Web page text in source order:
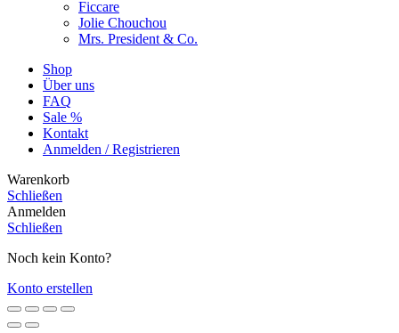
Ficcare
Jolie Chouchou
Mrs. President & Co.
Shop
Über uns
FAQ
Sale %
Kontakt
Anmelden / Registrieren
Warenkorb
Schließen
Anmelden
Schließen
Noch kein Konto?
Konto erstellen